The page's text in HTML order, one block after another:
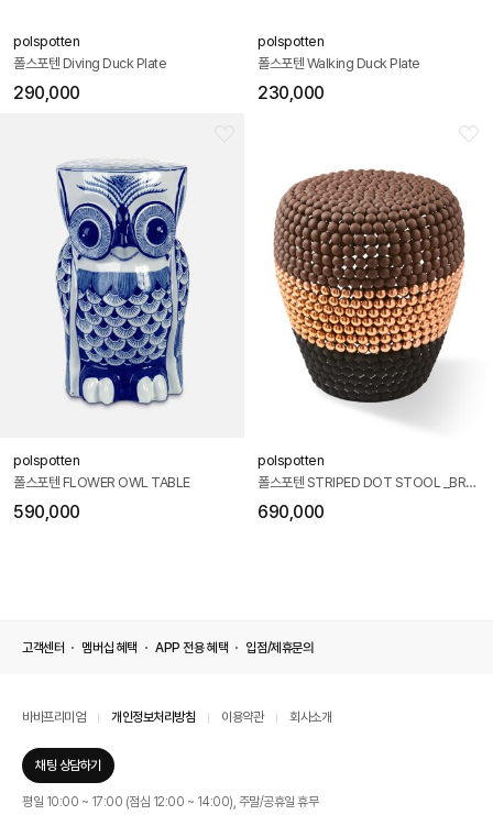
polspotten
폴스포텐 Diving Duck Plate
290,000
polspotten
폴스포텐 Walking Duck Plate
230,000
polspotten
폴스포텐 FLOWER OWL TABLE
590,000
polspotten
폴스포텐 STRIPED DOT STOOL _BROWN combi
690,000
고객센터 멤버십 혜택 APP 전용 혜택 입점/제휴문의
바바프리미엄 개인정보처리방침 이용약관 회사소개
채팅 상담하기
평일 10:00 ~ 17:00 (점심 12:00 ~ 14:00), 주말/공휴일 휴무